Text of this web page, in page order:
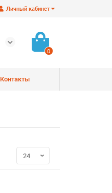
Личный кабинет
0
Контакты